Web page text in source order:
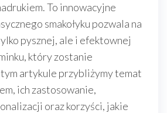
To innowacyjne
smakołyku pozwala na
pysznej, ale i efektownej
który zostanie
artykule przybliżymy temat
ich zastosowanie,
oraz korzyści, jakie